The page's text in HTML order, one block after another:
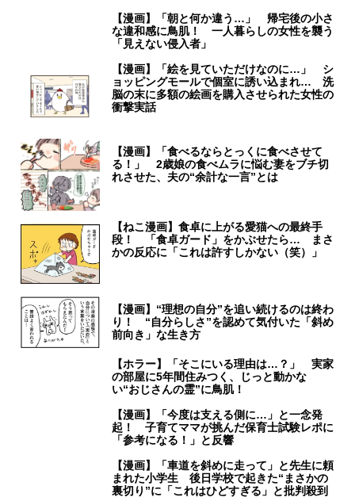
【漫画】「朝と何か違う…」 帰宅後の小さ
な違和感に鳥肌！ 一人暮らしの女性を襲う
「見えない侵入者」
【漫画】「絵を見ていただけなのに…」 シ
ョッピングモールで個室に誘い込まれ… 洗
脳の末に多額の絵画を購入させられた女性の
衝撃実話
【漫画】「食べるならとっくに食べさせて
る！」 2歳娘の食べムラに悩む妻をブチ切
れさせた、夫の“余計な一言”とは
【ねこ漫画】食卓に上がる愛猫への最終手
段！ 「食卓ガード」をかぶせたら… まさ
かの反応に「これは許すしかない（笑）」
【漫画】“理想の自分”を追い続けるのは終わ
り！ “自分らしさ”を認めて気付いた「斜め
前向き」な生き方
【ホラー】「そこにいる理由は…？」 実家
の部屋に5年間住みつく、じっと動かな
い“おじさんの霊”に鳥肌！
【漫画】「今度は支える側に…」と一念発
起！ 子育てママが挑んだ保育士試験レポに
「参考になる！」と反響
【漫画】「車道を斜めに走って」と先生に頼
まれた小学生 後日学校で起きた“まさかの
裏切り”に「これはひどすぎる」と批判殺到